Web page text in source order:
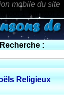
1 $limittot 2
Recherche :
Religieux